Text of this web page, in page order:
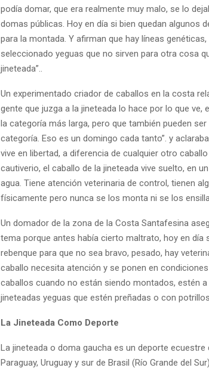
podía domar, que era realmente muy malo, se lo
domas públicas. Hoy en día si bien quedan algunos
para la montada. Y afirman que hay líneas
seleccionado yeguas que no sirven para otra cosa
jineteada”..
Un experimentado criador de caballos en la costa
gente que juzga a la jineteada lo hace por lo que
la categoría más larga, pero que también pueden
categoría. Eso es un domingo cada tanto”. y
vive en libertad, a diferencia de cualquier otro
cautiverio, el caballo de la jineteada vive suelto, en
agua. Tiene atención veterinaria de control, tienen
físicamente pero nunca se los monta ni se los
Un domador de la zona de la Costa Santafesina
tema porque antes había cierto maltrato, hoy en día
rebenque para que no sea bravo, pesado, hay
caballo necesita atención y se ponen en
caballos cuando no están siendo montados, estén
jineteadas yeguas que estén preñadas o con
La Jineteada Como Deporte
La jineteada o doma gaucha es un deporte
Paraguay, Uruguay y sur de Brasil (Río Grande del